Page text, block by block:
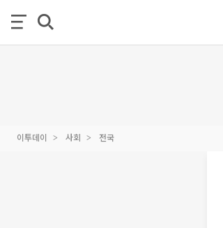
이투데이 사회 전국